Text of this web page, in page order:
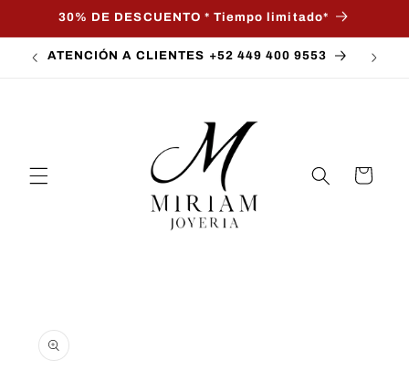
Skip to30% DE DESCUENTO * Tiempo limitado*
ATENCIÓN A CLIENTES +52 449 400 9553
Cart
product
information